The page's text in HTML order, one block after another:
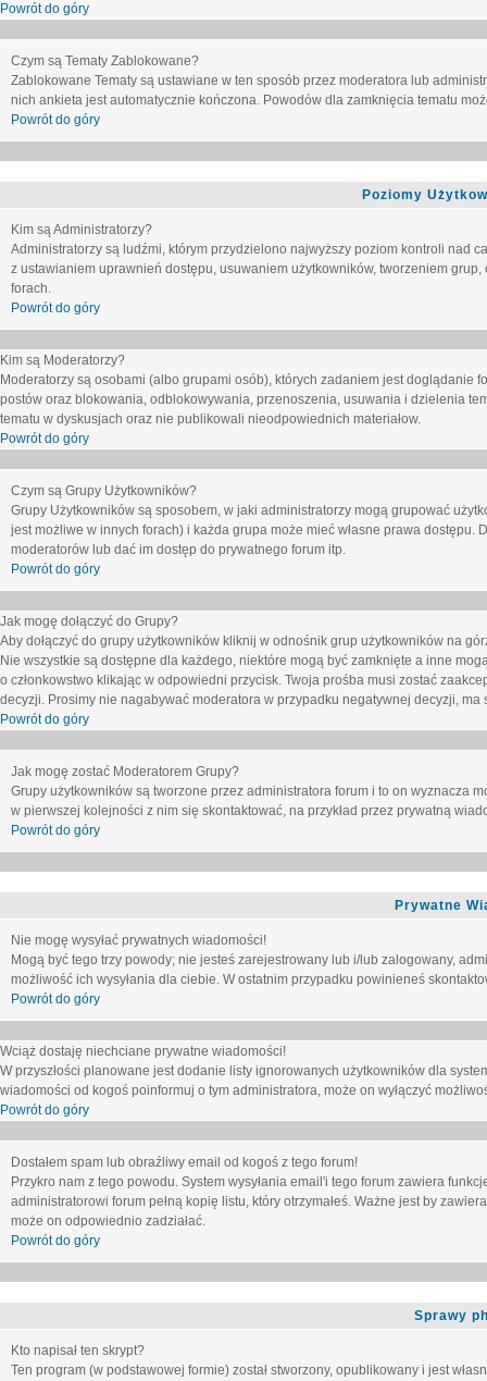
Powrót do góry
Czym są Tematy Zablokowane?
Zablokowane Tematy są ustawiane w ten sposób przez moderatora lub
nich ankieta jest automatycznie kończona. Powodów dla zamknięcia tematu
Powrót do góry
Poziomy
Kim są Administratorzy?
Administratorzy są ludźmi, którym przydzielono najwyższy poziom kontroli nad
z ustawianiem uprawnień dostępu, usuwaniem użytkowników, tworzeniem
forach.
Powrót do góry
Kim są Moderatorzy?
Moderatorzy są osobami (albo grupami osób), których zadaniem jest
postów oraz blokowania, odblokowywania, przenoszenia, usuwania i dzielenia
tematu w dyskusjach oraz nie publikowali nieodpowiednich materiałow.
Powrót do góry
Czym są Grupy Użytkowników?
Grupy Użytkowników są sposobem, w jaki administratorzy mogą grupować
jest możliwe w innych forach) i każda grupa może mieć własne prawa
moderatorów lub dać im dostęp do prywatnego forum itp.
Powrót do góry
Jak mogę dołączyć do Grupy?
Aby dołączyć do grupy użytkowników kliknij w odnośnik grup użytkowników na
Nie wszystkie są dostępne dla każdego, niektóre mogą być zamknięte a inne
o członkowstwo klikając w odpowiedni przycisk. Twoja prośba musi zostać
decyzji. Prosimy nie nagabywać moderatora w przypadku negatywnej decyzji, ma
Powrót do góry
Jak mogę zostać Moderatorem Grupy?
Grupy użytkowników są tworzone przez administratora forum i to on wyznacza
w pierwszej kolejności z nim się skontaktować, na przykład przez prywatną
Powrót do góry
Prywatne
Nie mogę wysyłać prywatnych wiadomości!
Mogą być tego trzy powody; nie jesteś zarejestrowany lub i/lub zalogowany,
możliwość ich wysyłania dla ciebie. W ostatnim przypadku powinieneś
Powrót do góry
Wciąż dostaję niechciane prywatne wiadomości!
W przyszłości planowane jest dodanie listy ignorowanych użytkowników dla
wiadomości od kogoś poinformuj o tym administratora, może on wyłączyć
Powrót do góry
Dostałem spam lub obraźliwy email od kogoś z tego forum!
Przykro nam z tego powodu. System wysyłania email'i tego forum zawiera
administratorowi forum pełną kopię listu, który otrzymałeś. Ważne jest by
może on odpowiednio zadziałać.
Powrót do góry
Sprawy
Kto napisał ten skrypt?
Ten program (w podstawowej formie) został stworzony, opublikowany i jest